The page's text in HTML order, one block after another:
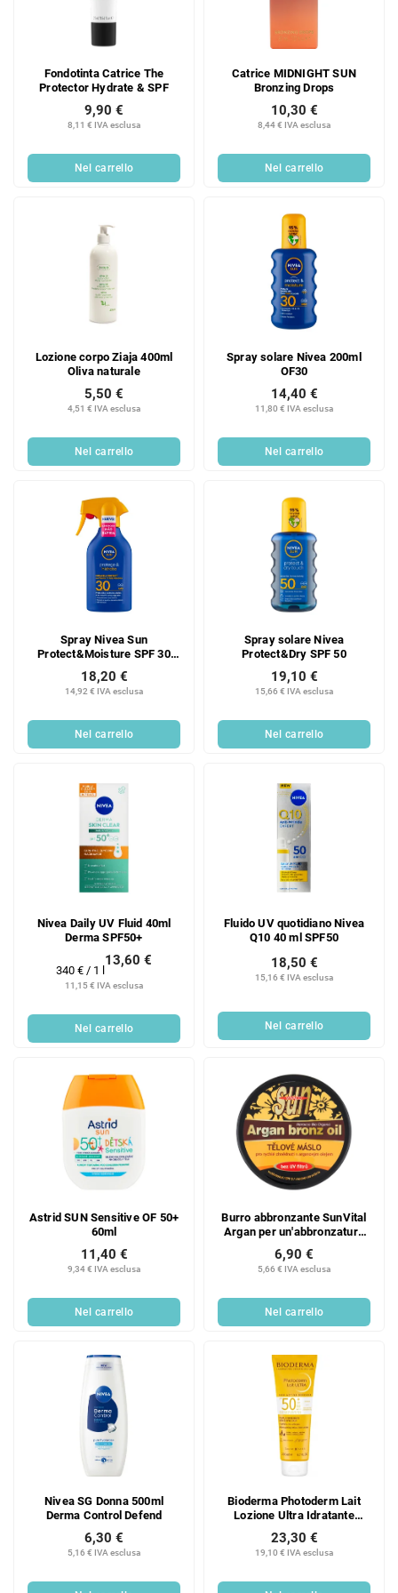
Fondotinta Catrice The
Protector Hydrate & SPF
8,11 € IVA esclusa
9,90 €
Nel carrello
Catrice MIDNIGHT SUN
Bronzing Drops
8,44 € IVA esclusa
10,30 €
Nel carrello
Lozione corpo Ziaja 400ml
Oliva naturale
4,51 € IVA esclusa
5,50 €
Nel carrello
Spray solare Nivea 200ml
OF30
11,80 € IVA esclusa
14,40 €
Nel carrello
Spray Nivea Sun
Protect&Moisture SPF 30
pompa
14,92 € IVA esclusa
18,20 €
Nel carrello
Spray solare Nivea
Protect&Dry SPF 50
15,66 € IVA esclusa
19,10 €
Nel carrello
Nivea Daily UV Fluid 40ml
Derma SPF50+
11,15 € IVA esclusa
13,60 €
Prezzo
della
340 € / 1 l
Nel carrello
Fluido UV quotidiano Nivea
Q10 40 ml SPF50
15,16 € IVA esclusa
18,50 €
Nel carrello
Astrid SUN Sensitive OF 50+
60ml
9,34 € IVA esclusa
11,40 €
Nel carrello
Burro abbronzante SunVital
Argan per un'abbronzatura
rapida
5,66 € IVA esclusa
6,90 €
Nel carrello
Nivea SG Donna 500ml
Derma Control Defend
5,16 € IVA esclusa
6,30 €
Bioderma Photoderm Lait
Lozione Ultra Idratante
19,10 € IVA esclusa
23,30 €